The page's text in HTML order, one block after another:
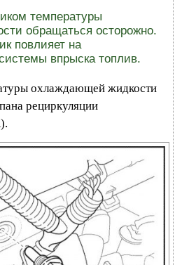
температуры
обращаться осторожно.
повлияет на
впрыска топлив.
охлаждающей жидкости
рециркуляции